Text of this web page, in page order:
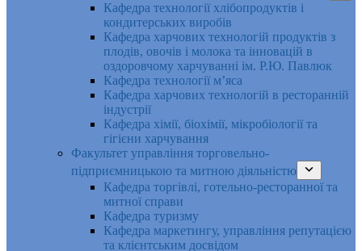
Кафедра технології хлібопродуктів і
кондитерських виробів
Кафедра харчових технологій продуктів з
плодів, овочів і молока та інновацій в
оздоровчому харчуванні ім. Р.Ю. Павлюк
Кафедра технології м’яса
Кафедра харчових технологій в ресторанній
індустрії
Кафедра хімії, біохімії, мікробіології та
гігієни харчування
Факультет управління торговельно-
підприємницькою та митною діяльністю
Кафедра торгівлі, готельно-ресторанної та
митної справи
Кафедра туризму
Кафедра маркетингу, управління репутацією
та клієнтським досвідом